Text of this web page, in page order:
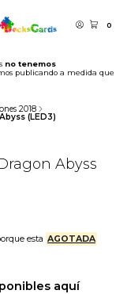
0
no tenemos
publicando a medida que
2018
(LED3)
Abyss
esta AGOTADA
aquí